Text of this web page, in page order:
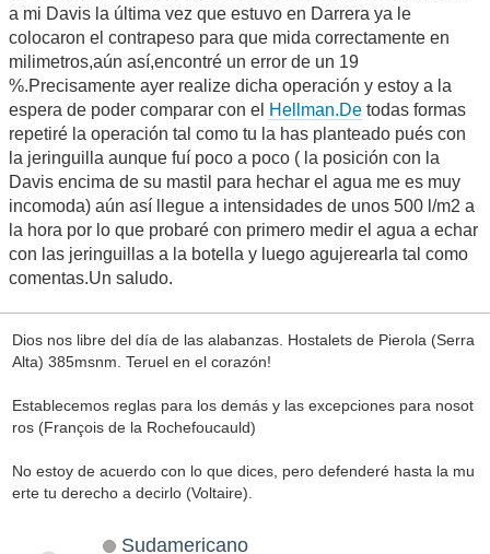
a mi Davis la última vez que estuvo en Darrera ya le
colocaron el contrapeso para que mida correctamente en
milimetros,aún así,encontré un error de un 19
%.Precisamente ayer realize dicha operación y estoy a la
espera de poder comparar con el Hellman.De todas formas
repetiré la operación tal como tu la has planteado pués con
la jeringuilla aunque fuí poco a poco ( la posición con la
Davis encima de su mastil para hechar el agua me es muy
incomoda) aún así llegue a intensidades de unos 500 l/m2 a
la hora por lo que probaré con primero medir el agua a echar
con las jeringuillas a la botella y luego agujerearla tal como
comentas.Un saludo.
Dios nos libre del día de las alabanzas. Hostalets de Pierola (Serra
Alta) 385msnm. Teruel en el corazón!
Establecemos reglas para los demás y las excepciones para nosot
ros (François de la Rochefoucauld)
No estoy de acuerdo con lo que dices, pero defenderé hasta la mu
erte tu derecho a decirlo (Voltaire).
Sudamericano